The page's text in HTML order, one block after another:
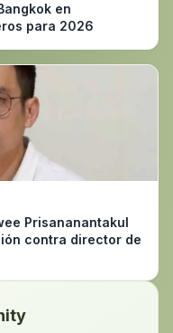
en
para 2026
Prisananantakul
contra director de